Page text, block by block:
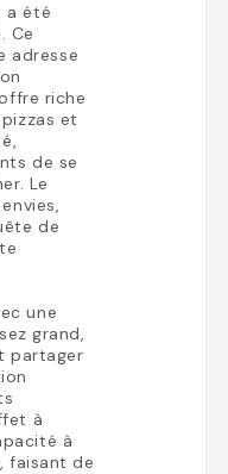
a été
Ce
adresse
riche
et
de se
Le
de
une
grand,
partager
à
à
faisant de